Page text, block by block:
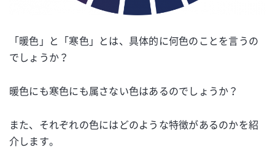
「暖色」と「寒色」とは、具体的に何色のことを言うの
でしょうか？
暖色にも寒色にも属さない色はあるのでしょうか？
また、それぞれの色にはどのような特徴があるのかを紹
介します。